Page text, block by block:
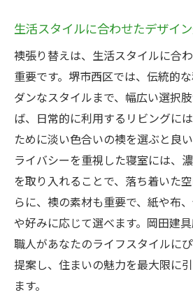
生活スタイルに合わせたデザイ
襖張り替えは、生活スタイルに合
重要です。堺市西区では、伝統的
ダンなスタイルまで、幅広い選択
ば、日常的に利用するリビングに
ために淡い色合いの襖を選ぶと良
ライバシーを重視した寝室には、
を取り入れることで、落ち着いた
らに、襖の素材も重要で、紙や布
や好みに応じて選べます。岡田建
職人があなたのライフスタイルに
提案し、住まいの魅力を最大限に
ます。